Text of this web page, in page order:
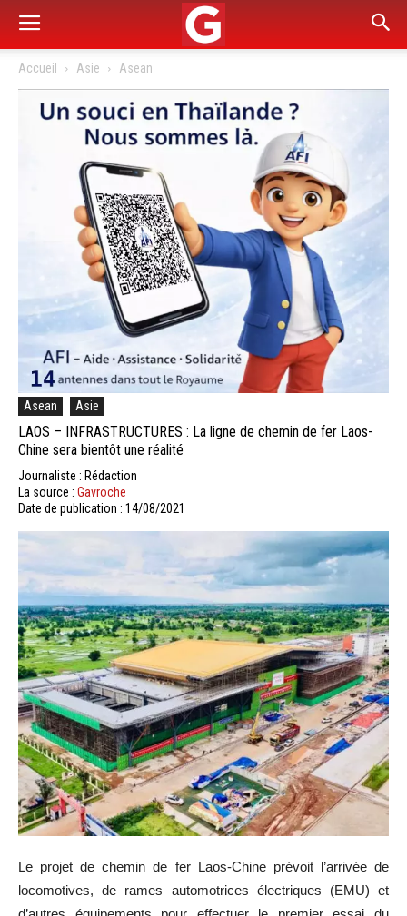
Accueil Asie Asean
Asean Asie
LAOS – INFRASTRUCTURES : La ligne de chemin de fer Laos-
Chine sera bientôt une réalité
Journaliste : Rédaction
La source : Gavroche
Date de publication : 14/08/2021
Le projet de chemin de fer Laos-Chine prévoit l’arrivée de
locomotives, de rames automotrices électriques (EMU) et